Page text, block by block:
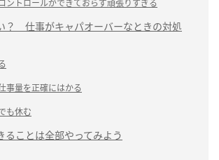
ントロールができておらず頑張りすぎる
？ 仕事がキャパオーバーなときの対処
事量を正確にはかる
も休む
ることは全部やってみよう